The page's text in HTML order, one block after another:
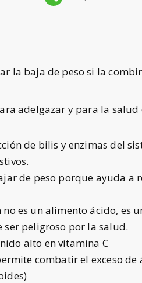
la baja de peso si la
adelgazar y para la salud
de bilis y enzimas del
de peso porque ayuda a
es un alimento ácido, es
ser peligroso por la salud.
alto en vitamina C
combatir el exceso